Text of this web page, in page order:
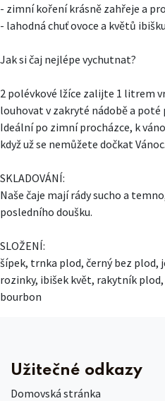
- zimní koření krásně zahřeje a
- lahodná chuť ovoce a květů ibišku
Jak si čaj nejlépe vychutnat?
2 polévkové lžíce zalijte 1 litrem
louhovat v zakryté nádobě a poté
Ideální po zimní procházce, k
když už se nemůžete dočkat Vánoc.
SKLADOVÁNÍ:
Naše čaje mají rády sucho a
posledního doušku.
SLOŽENÍ:
šípek, trnka plod, černý bez plod,
rozinky, ibišek květ, rakytník
bourbon
Užitečné odkazy
Domovská stránka